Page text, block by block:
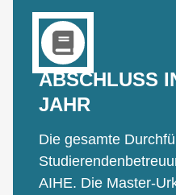
ABSCHLUSS
JAHR
Die gesamte
AIHE. Die Master-